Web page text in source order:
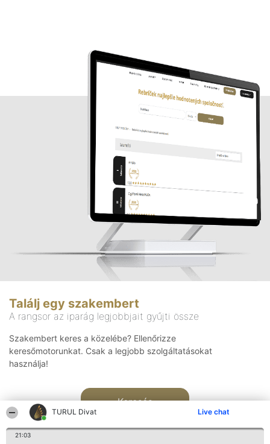
TURUL Divat Live chat
21:03
Találj egy szakembert
A rangsor az iparág legjobbjait gyűjti össze
Szakembert keres a közelébe? Ellenőrizze
keresőmotorunkat. Csak a legjobb szolgáltatásokat
használja!
Keresés